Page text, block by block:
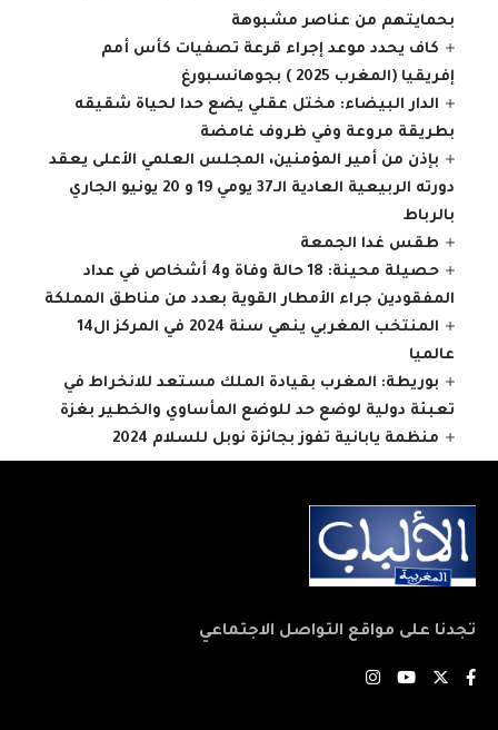
بحمايتهم من عناصر مشبوهة
كاف يحدد موعد إجراء قرعة تصفيات كأس أمم
إفريقيا (المغرب 2025 ) بجوهانسبورغ
الدار البيضاء: مختل عقلي يضع حدا لحياة شقيقه
بطريقة مروعة وفي ظروف غامضة
بإذن من أمير المؤمنين، المجلس العلمي الأعلى يعقد
دورته الربيعية العادية الـ37 يومي 19 و 20 يونيو الجاري
بالرباط
طقس غدا الجمعة
حصيلة محينة: 18 حالة وفاة و4 أشخاص في عداد
المفقودين جراء الأمطار القوية بعدد من مناطق المملكة
المنتخب المغربي ينهي سنة 2024 في المركز ال14
عالميا
بوريطة: المغرب بقيادة الملك مستعد للانخراط في
تعبئة دولية لوضع حد للوضع المأساوي والخطير بغزة
منظمة يابانية تفوز بجائزة نوبل للسلام 2024
تجدنا على مواقع التواصل الاجتماعي